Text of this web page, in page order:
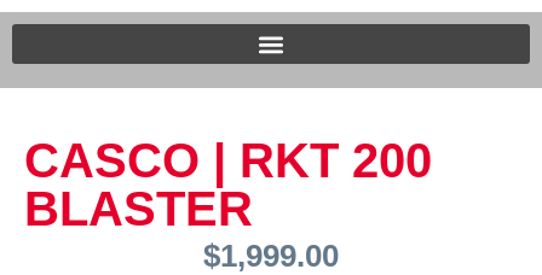
CASCO | RKT 200
BLASTER
$1,999.00